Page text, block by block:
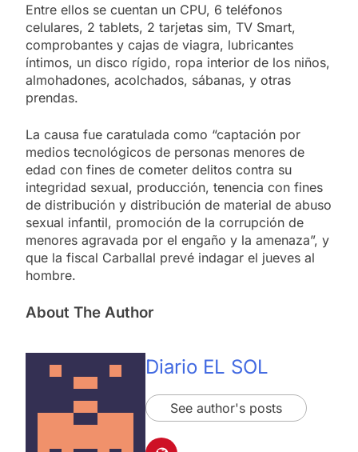
Entre ellos se cuentan un CPU, 6 teléfonos
celulares, 2 tablets, 2 tarjetas sim, TV Smart,
comprobantes y cajas de viagra, lubricantes
íntimos, un disco rígido, ropa interior de los niños,
almohadones, acolchados, sábanas, y otras
prendas.
La causa fue caratulada como “captación por
medios tecnológicos de personas menores de
edad con fines de cometer delitos contra su
integridad sexual, producción, tenencia con fines
de distribución y distribución de material de abuso
sexual infantil, promoción de la corrupción de
menores agravada por el engaño y la amenaza”, y
que la fiscal Carballal prevé indagar el jueves al
hombre.
About The Author
Diario EL SOL
See author's posts